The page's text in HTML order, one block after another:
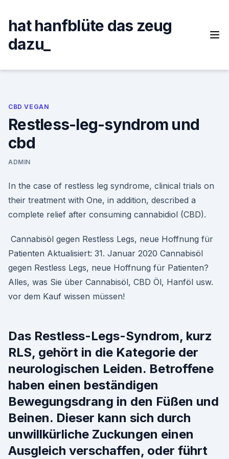
content
hat hanfblüte das zeug
dazu_
CBD VEGAN
Restless-leg-syndrom und
cbd
ADMIN
In the case of restless leg syndrome, clinical trials on
their treatment with One, in addition, described a
complete relief after consuming cannabidiol (CBD).
️ Cannabisöl gegen Restless Legs, neue Hoffnung für
Patienten Aktualisiert: 31. Januar 2020 Cannabisöl
gegen Restless Legs, neue Hoffnung für Patienten?
Alles, was Sie über Cannabisöl, CBD Öl, Hanföl usw.
vor dem Kauf wissen müssen!
Das Restless-Legs-Syndrom, kurz
RLS, gehört in die Kategorie der
neurologischen Leiden. Betroffene
haben einen beständigen
Bewegungsdrang in den Füßen und
Beinen. Dieser kann sich durch
unwillkürliche Zuckungen einen
Ausgleich verschaffen, oder führt